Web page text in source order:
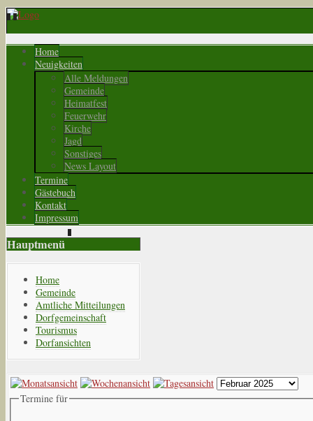
Home
Neuigkeiten
Alle Meldungen
Gemeinde
Heimatfest
Feuerwehr
Kirche
Jagd
Sonstiges
News Layout
Termine
Gästebuch
Kontakt
Impressum
Hauptmenü
Home
Gemeinde
Amtliche Mitteilungen
Dorfgemeinschaft
Tourismus
Dorfansichten
Termine für